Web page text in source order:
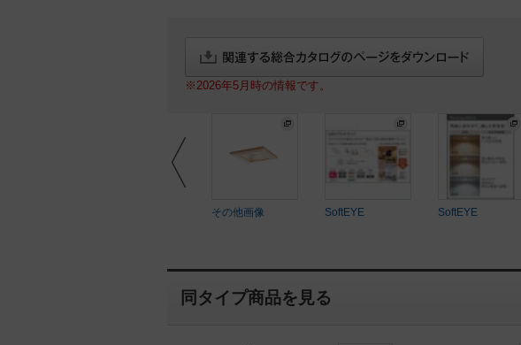
※2026年5月時の情報です。
その他画像 SoftEYE SoftEYE
同タイプ商品を見る